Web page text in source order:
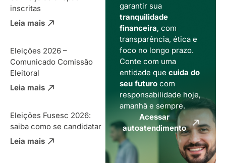
inscritas
Leia mais
Eleições 2026 –
Comunicado Comissão
Eleitoral
Leia mais
Eleições Fusesc 2026:
saiba como se candidatar
Leia mais
garantir sua
tranquilidade
financeira, com
transparência, ética e
foco no longo prazo.
Conte com uma
entidade que cuida do
seu futurocom
responsabilidade hoje,
amanhã e sempre.
Acessar
autoatendimento